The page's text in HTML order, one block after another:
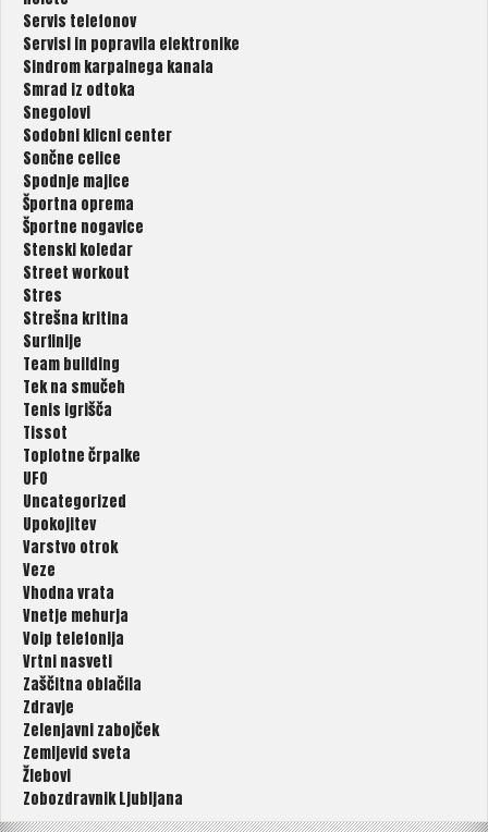
Servis telefonov
Servisi in popravila elektronike
Sindrom karpalnega kanala
Smrad iz odtoka
Snegolovi
Sodobni klicni center
Sončne celice
Spodnje majice
Športna oprema
Športne nogavice
Stenski koledar
Street workout
Stres
Strešna kritina
Surfinije
Team building
Tek na smučeh
Tenis igrišča
Tissot
Toplotne črpalke
UFO
Uncategorized
Upokojitev
Varstvo otrok
Veze
Vhodna vrata
Vnetje mehurja
Voip telefonija
Vrtni nasveti
Zaščitna oblačila
Zdravje
Zelenjavni zabojček
Zemljevid sveta
Žlebovi
Zobozdravnik Ljubljana